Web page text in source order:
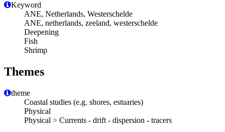
Keyword
ANE, Netherlands, Westerschelde
ANE, netherlands, zeeland, westerschelde
Deepening
Fish
Shrimp
Themes
theme
Coastal studies (e.g. shores, estuaries)
Physical
Physical > Currents - drift - dispersion - tracers